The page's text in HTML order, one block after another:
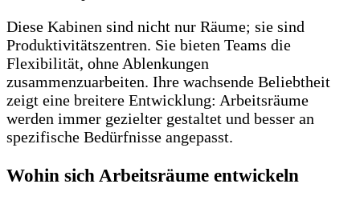
Diese Kabinen sind nicht nur Räume; sie sind
Produktivitätszentren. Sie bieten Teams die
Flexibilität, ohne Ablenkungen
zusammenzuarbeiten. Ihre wachsende Beliebtheit
zeigt eine breitere Entwicklung: Arbeitsräume
werden immer gezielter gestaltet und besser an
spezifische Bedürfnisse angepasst.
Wohin sich Arbeitsräume entwickeln